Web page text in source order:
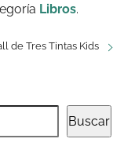
Libros.
de Tres Tintas Kids
Buscar